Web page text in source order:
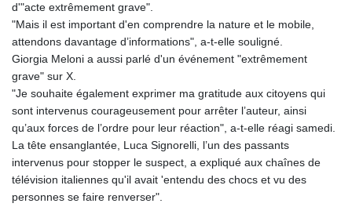
d'"acte extrêmement grave".
"Mais il est important d'en comprendre la nature et le mobile,
attendons davantage d’informations", a-t-elle souligné.
Giorgia Meloni a aussi parlé d'un événement "extrêmement
grave" sur X.
"Je souhaite également exprimer ma gratitude aux citoyens qui
sont intervenus courageusement pour arrêter l’auteur, ainsi
qu’aux forces de l’ordre pour leur réaction", a-t-elle réagi samedi.
La tête ensanglantée, Luca Signorelli, l’un des passants
intervenus pour stopper le suspect, a expliqué aux chaînes de
télévision italiennes qu'il avait 'entendu des chocs et vu des
personnes se faire renverser".